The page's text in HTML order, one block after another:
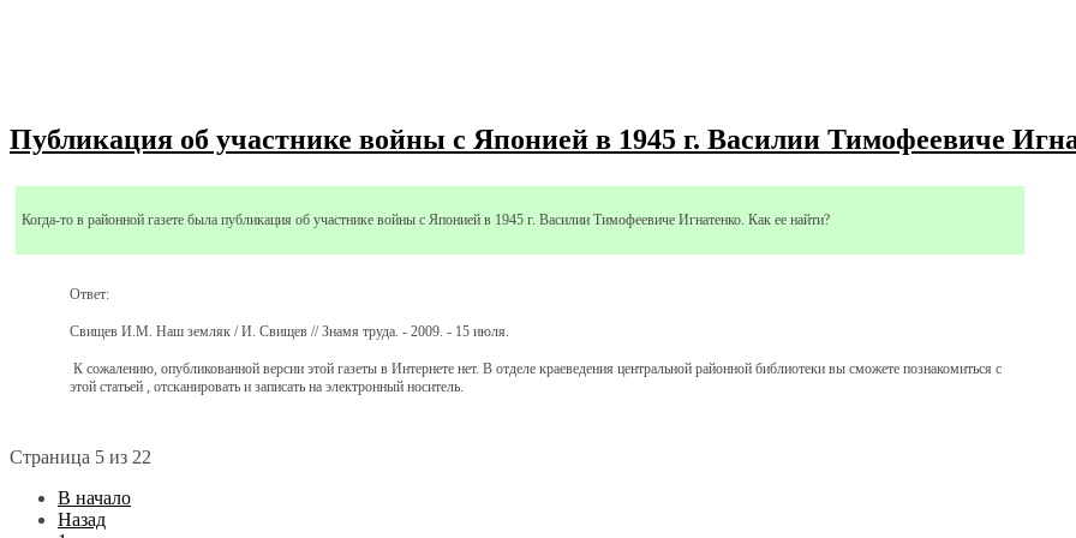
Публикация об участнике войны с Японией в 1945 г. Василии Тимофеевиче
Когда-то в районной газете была публикация об участнике войны с Японией в 1945 г. Василии Тимофеевиче Игнатенко. Как ее найти?
Ответ:
Свищев И.М. Наш земляк / И. Свищев // Знамя труда. - 2009. - 15 июля.
К сожалению, опубликованной версии этой газеты в Интернете нет. В отделе краеведения центральной районной библиотеки вы сможете познакомиться с
этой статьей , отсканировать и записать на электронный носитель.
Страница 5 из 22
В начало
Назад